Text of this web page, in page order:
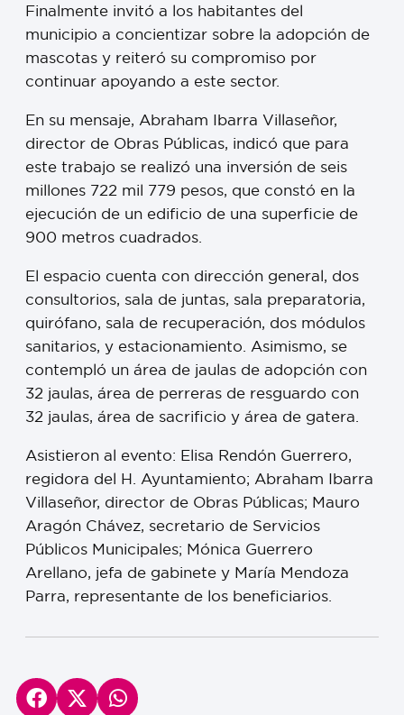
Finalmente invitó a los habitantes del
municipio a concientizar sobre la adopción de
mascotas y reiteró su compromiso por
continuar apoyando a este sector.
En su mensaje, Abraham Ibarra Villaseñor,
director de Obras Públicas, indicó que para
este trabajo se realizó una inversión de seis
millones 722 mil 779 pesos, que constó en la
ejecución de un edificio de una superficie de
900 metros cuadrados.
El espacio cuenta con dirección general, dos
consultorios, sala de juntas, sala preparatoria,
quirófano, sala de recuperación, dos módulos
sanitarios, y estacionamiento. Asimismo, se
contempló un área de jaulas de adopción con
32 jaulas, área de perreras de resguardo con
32 jaulas, área de sacrificio y área de gatera.
Asistieron al evento: Elisa Rendón Guerrero,
regidora del H. Ayuntamiento; Abraham Ibarra
Villaseñor, director de Obras Públicas; Mauro
Aragón Chávez, secretario de Servicios
Públicos Municipales; Mónica Guerrero
Arellano, jefa de gabinete y María Mendoza
Parra, representante de los beneficiarios.